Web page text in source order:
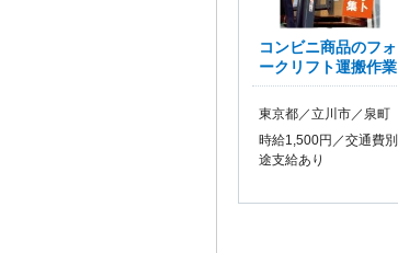
コンビニ商品のフォ
ークリフト運搬作業
東京都／立川市／泉町
時給1,500円／交通費別
途支給あり